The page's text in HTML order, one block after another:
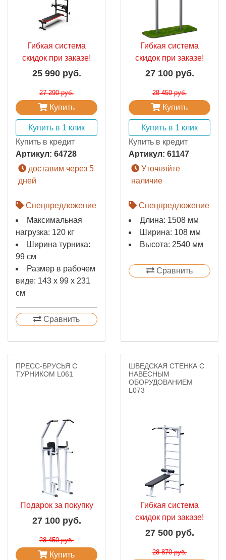
Гибкая система
скидок при заказе!
25 990 руб.
27 290 руб.
Купить
Купить в 1 клик
Купить в кредит
Артикул: 64728
доставим через 5
дней
Спецпредложение
Максимальная
нагрузка: 120 кг
Ширина турника:
99 см
Размер в рабочем
виде: 143 х 99 х 231
см
Сравнить
Гибкая система
скидок при заказе!
27 100 руб.
28 450 руб.
Купить
Купить в 1 клик
Купить в кредит
Артикул: 61147
Уточняйте
наличие
Спецпредложение
Длина: 1508 мм
Ширина: 108 мм
Высота: 2540 мм
Сравнить
ПРЕСС-БРУСЬЯ С
ТУРНИКОМ L061
Подарок за покупку
27 100 руб.
28 450 руб.
Купить
ШВЕДСКАЯ СТЕНКА С
НАВЕСНЫМ
ОБОРУДОВАНИЕМ
L073
Гибкая система
скидок при заказе!
27 500 руб.
28 870 руб.